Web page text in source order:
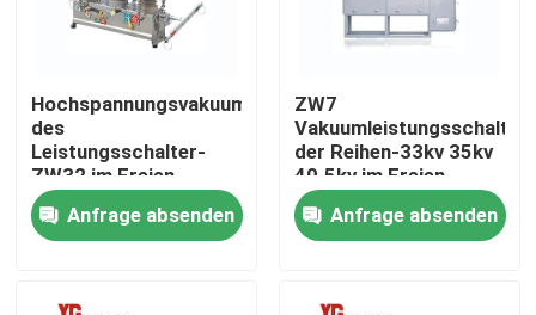
Haus
Hochspannungsvakuum
des
Leistungsschalter-
ZW32 im Freien
Anfrage absenden
ZW7
Vakuumleistungsschalter
der Reihen-33kv 35kv
40.5kv im Freien
Anfrage absenden